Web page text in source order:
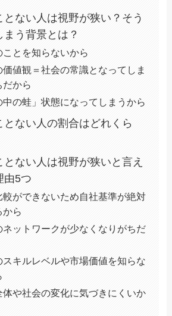
とない人は視野が狭い？そう
まう背景とは？
ことを知らないから
価値観＝社会の常識となってしま
だから
中の蛙」状態になってしまうから
とない人の割合はどれくら
とない人は視野が狭いと言え
由5つ
較ができないため自社基準が絶対
から
ネットワークが少なくなりがちだ
スキルレベルや市場価値を知らな
体や社会の変化に気づきにくいか